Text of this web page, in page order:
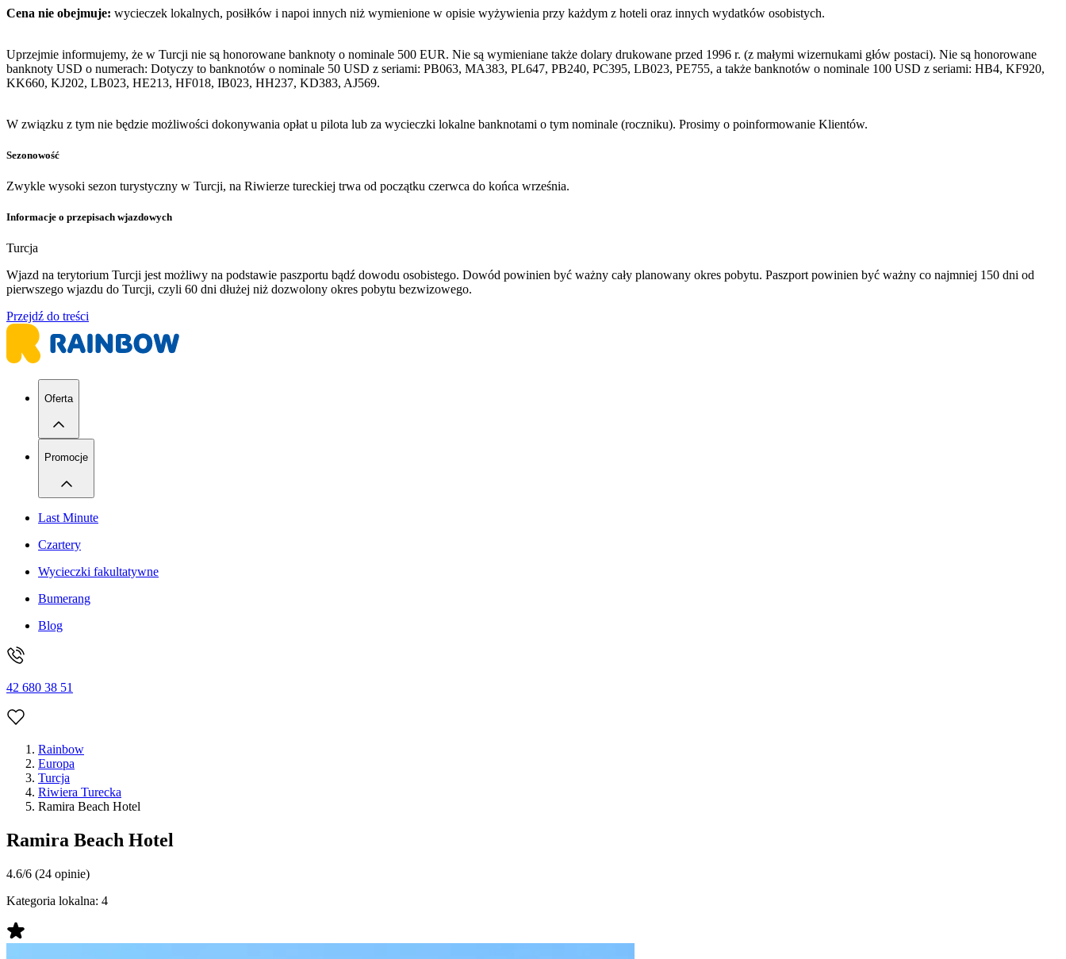
Cena nie obejmuje: wycieczek lokalnych, posiłków i napoi innych niż wymienione w opisie wyżywienia przy każdym z hoteli oraz innych wydatków osobistych.
Uprzejmie informujemy, że w Turcji nie są honorowane banknoty o nominale 500 EUR. Nie są wymieniane także dolary drukowane przed 1996 r. (z małymi wizernukami głów postaci). Nie są honorowane
banknoty USD o numerach: Dotyczy to banknotów o nominale 50 USD z seriami: PB063, MA383, PL647, PB240, PC395, LB023, PE755, a także banknotów o nominale 100 USD z seriami: HB4, KF920,
KK660, KJ202, LB023, HE213, HF018, IB023, HH237, KD383, AJ569.
W związku z tym nie będzie możliwości dokonywania opłat u pilota lub za wycieczki lokalne banknotami o tym nominale (roczniku). Prosimy o poinformowanie Klientów.
Sezonowość
Zwykle wysoki sezon turystyczny w Turcji, na Riwierze tureckiej trwa od początku czerwca do końca września.
Informacje o przepisach wjazdowych
Turcja
Wjazd na terytorium Turcji jest możliwy na podstawie paszportu bądź dowodu osobistego. Dowód powinien być ważny cały planowany okres pobytu. Paszport powinien być ważny co najmniej 150 dni od
pierwszego wjazdu do Turcji, czyli 60 dni dłużej niż dozwolony okres pobytu bezwizowego.
Przejdź do treści
Oferta
Promocje
Last Minute
Czartery
Wycieczki fakultatywne
Bumerang
Blog
42 680 38 51
Rainbow
Europa
Turcja
Riwiera Turecka
Ramira Beach Hotel
Ramira Beach Hotel
4.6/6 (24 opinie)
Kategoria lokalna: 4